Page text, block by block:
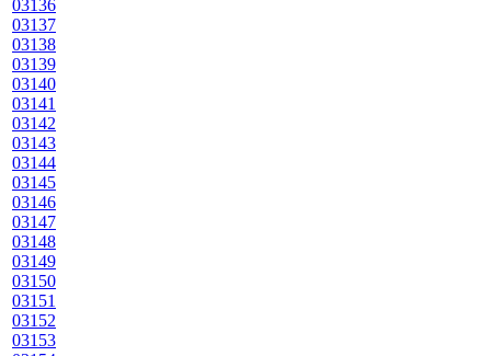
03136
03137
03138
03139
03140
03141
03142
03143
03144
03145
03146
03147
03148
03149
03150
03151
03152
03153